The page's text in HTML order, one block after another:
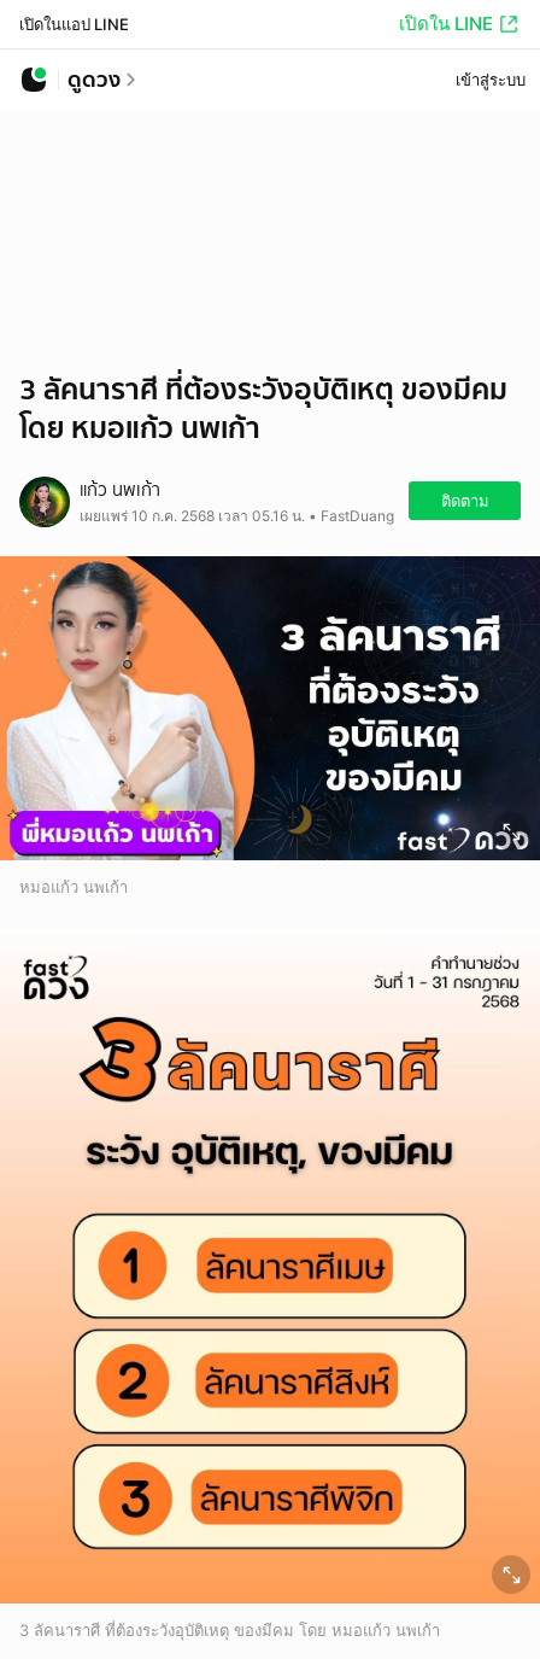
เปิดในแอป LINE เปิดใน LINE
ดูดวง เข้าสู่ระบบ
3 ลัคนาราศี ที่ต้องระวังอุบัติเหตุ ของมีคม
โดย หมอแก้ว นพเก้า
แก้ว นพเก้า
เผยแพร่ 10 ก.ค. 2568 เวลา 05.16 น. • FastDuang
ติดตาม
หมอแก้ว นพเก้า
3 ลัคนาราศี ที่ต้องระวังอุบัติเหตุ ของมีคม โดย หมอแก้ว นพเก้า